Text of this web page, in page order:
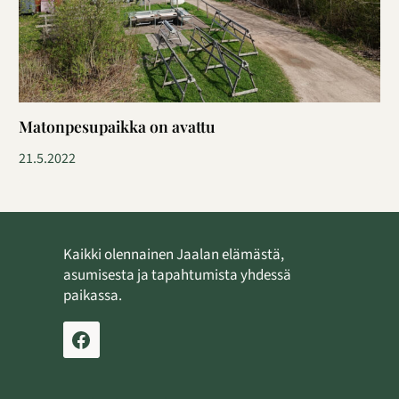
Matonpesupaikka on avattu
21.5.2022
Kaikki olennainen Jaalan elämästä,
asumisesta ja tapahtumista yhdessä
paikassa.